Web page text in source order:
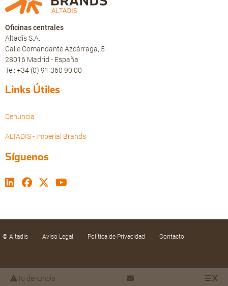
Tu denuncia
Oficinas centrales
Altadis S.A.
Calle Comandante Azcárraga, 5
28016 Madrid - España
Tel: +34 (0) 91 360 90 00
Links Útiles
Denuncia
ALTADIS - Imperial Brands
Síguenos
© Altadis Aviso Legal Política de Privacidad Contacto